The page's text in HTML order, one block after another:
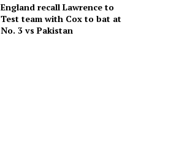
England recall Lawrence to
Test team with Cox to bat at
No. 3 vs Pakistan